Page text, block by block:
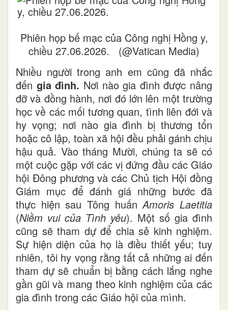
Phiên họp bế mạc của Công nghị Hồng y,
chiều 27.06.2026. (@Vatican Media)
Nhiều người trong anh em cũng đã nhắc
đến gia đình. Nơi nào gia đình được nâng
đỡ và đồng hành, nơi đó lớn lên một trường
học về các mối tương quan, tình liên đới và
hy vọng; nơi nào gia đình bị thương tổn
hoặc cô lập, toàn xã hội đều phải gánh chịu
hậu quả. Vào tháng Mười, chúng ta sẽ có
một cuộc gặp với các vị đứng đầu các Giáo
hội Đông phương và các Chủ tịch Hội đồng
Giám mục để đánh giá những bước đã
thực hiện sau Tông huấnAmoris Laetitia
(Niềm vui của Tình yêu). Một số gia đình
cũng sẽ tham dự để chia sẻ kinh nghiệm.
Sự hiện diện của họ là điều thiết yếu; tuy
nhiên, tôi hy vọng rằng tất cả những ai đến
tham dự sẽ chuẩn bị bằng cách lắng nghe
gần gũi và mang theo kinh nghiệm của các
gia đình trong các Giáo hội của mình.